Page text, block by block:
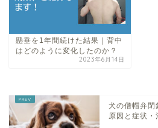
懸垂を1年間続けた結果｜背中
はどのように変化したのか？
2023年6月14日
犬の僧帽弁閉
原因と症状